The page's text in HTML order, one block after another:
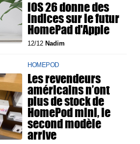
iOS 26 donne des
indices sur le futur
HomePad d'Apple
12/12 Nadim
HOMEPOD
Les revendeurs
américains n’ont
plus de stock de
HomePod mini, le
second modèle
arrive